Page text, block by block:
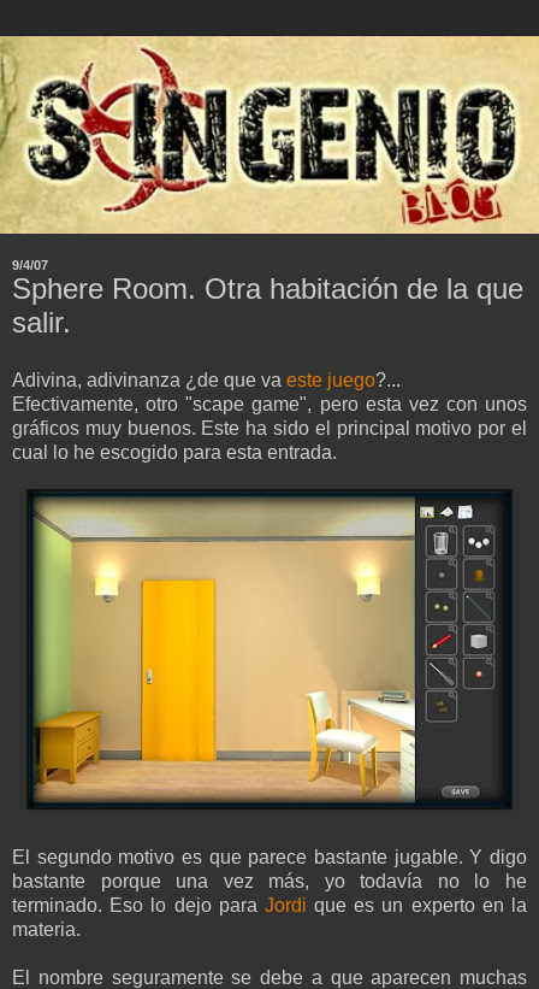
9/4/07
Sphere Room. Otra habitación de la que
salir.
Adivina, adivinanza ¿de que va este juego?...
Efectivamente, otro "scape game", pero esta vez con unos
gráficos muy buenos. Este ha sido el principal motivo por el
cual lo he escogido para esta entrada.
El segundo motivo es que parece bastante jugable. Y digo
bastante porque una vez más, yo todavía no lo he
terminado. Eso lo dejo para Jordi que es un experto en la
materia.
El nombre seguramente se debe a que aparecen muchas